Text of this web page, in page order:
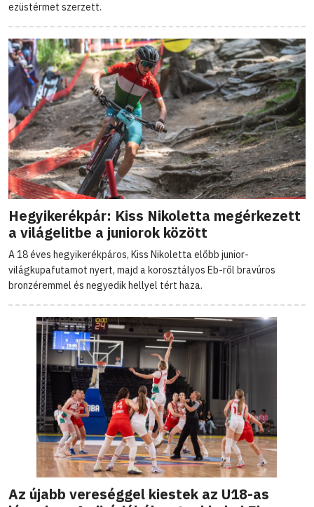
ezüstérmet szerzett.
Hegyikerékpár: Kiss Nikoletta megérkezett
a világelitbe a juniorok között
A 18 éves hegyikerékpáros, Kiss Nikoletta előbb junior-
világkupafutamot nyert, majd a korosztályos Eb-ről bravúros
bronzéremmel és negyedik hellyel tért haza.
Az újabb vereséggel kiestek az U18-as